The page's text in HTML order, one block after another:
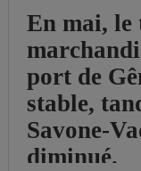
En mai, le
port de
stable,
Savone-
diminué.